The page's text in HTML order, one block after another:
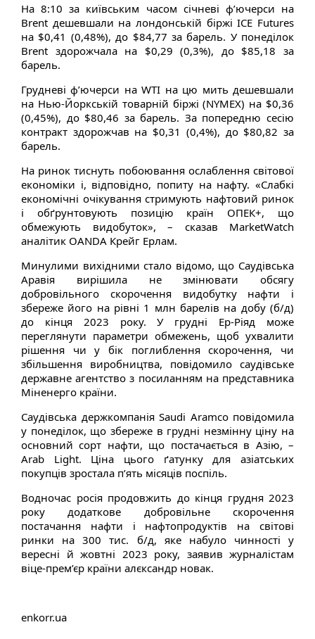
На 8:10 за київським часом січневі ф’ючерси на
Brent дешевшали на лондонській біржі ICE Futures
на $0,41 (0,48%), до $84,77 за барель. У понеділок
Brent здорожчала на $0,29 (0,3%), до $85,18 за
барель.
Грудневі ф’ючерси на WTI на цю мить дешевшали
на Нью-Йоркській товарній біржі (NYMEX) на $0,36
(0,45%), до $80,46 за барель. За попередню сесію
контракт здорожчав на $0,31 (0,4%), до $80,82 за
барель.
На ринок тиснуть побоювання ослаблення світової
економіки і, відповідно, попиту на нафту. «Слабкі
економічні очікування стримують нафтовий ринок
і обґрунтовують позицію країн ОПЕК+, що
обмежують видобуток», – сказав MarketWatch
аналітик OANDA Крейг Ерлам.
Минулими вихідними стало відомо, що Саудівська
Аравія вирішила не змінювати обсягу
добровільного скорочення видобутку нафти і
збереже його на рівні 1 млн барелів на добу (б/д)
до кінця 2023 року. У грудні Ер-Ріяд може
переглянути параметри обмежень, щоб ухвалити
рішення чи у бік поглиблення скорочення, чи
збільшення виробництва, повідомило саудівське
державне агентство з посиланням на представника
Міненерго країни.
Саудівська держкомпанія Saudi Aramco повідомила
у понеділок, що збереже в грудні незмінну ціну на
основний сорт нафти, що постачається в Азію, –
Arab Light. Ціна цього ґатунку для азіатських
покупців зростала п’ять місяців поспіль.
Водночас росія продовжить до кінця грудня 2023
року додаткове добровільне скорочення
постачання нафти і нафтопродуктів на світові
ринки на 300 тис. б/д, яке набуло чинності у
вересні й жовтні 2023 року, заявив журналістам
віце-прем’єр країни алєксандр новак.
enkorr.ua